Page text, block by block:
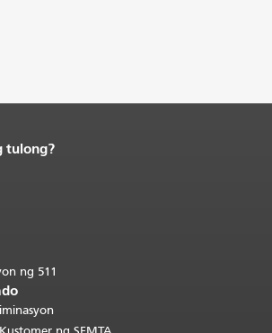
ng
bawat
ng
tulong?
ng 511